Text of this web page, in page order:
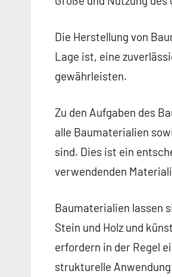
Die Herstellung von
Lage ist, eine
gewährleisten.
Zu den Aufgaben des
alle Baumaterialien
sind. Dies ist ein
verwendenden
Baumaterialien lassen
Stein und Holz und
erfordern in der Regel
strukturelle